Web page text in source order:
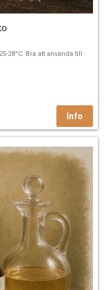
28°C. Bra att använda till